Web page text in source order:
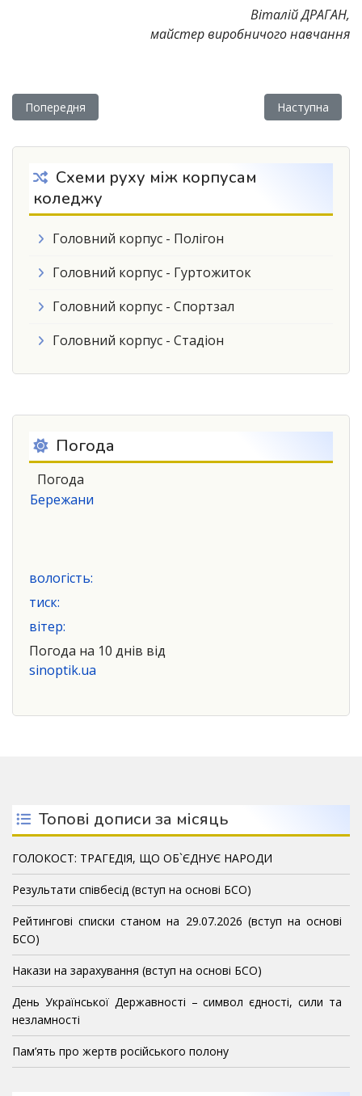
Віталій ДРАГАН,
майстер виробничого навчання
Попередня стаття: Вибір професії - нелегкий вибір
Попередня Наступна
Наступна
Схеми руху між корпусам
коледжу
Головний корпус - Полігон
Головний корпус - Гуртожиток
Головний корпус - Спортзал
Головний корпус - Стадіон
Погода
Погода
Бережани
вологість:
тиск:
вітер:
Погода на 10 днів від
sinoptik.ua
Топові дописи за місяць
ГОЛОКОСТ: ТРАГЕДІЯ, ЩО ОБ`ЄДНУЄ НАРОДИ
Результати співбесід (вступ на основі БСО)
Рейтингові списки станом на 29.07.2026 (вступ на основі
БСО)
Накази на зарахування (вступ на основі БСО)
День Української Державності – символ єдності, сили та
незламності
Пам’ять про жертв російського полону